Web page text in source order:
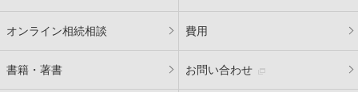
オンライン相続相談 費用
書籍・著書 お問い合わせ